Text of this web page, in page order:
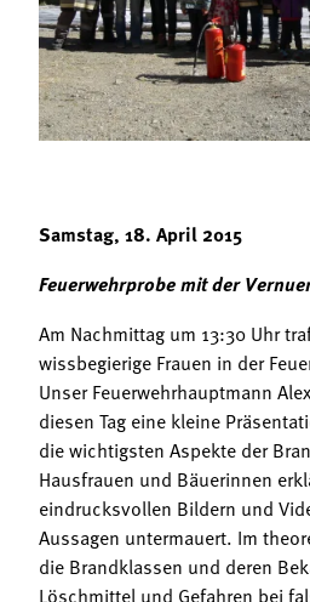
Mitgliedschaft
Landessekretariat
Bäuerliche Buffets
Hofgeschichten
Samstag, 18. April 2015
Feuerwehrprobe mit der
Am Nachmittag um 13:30 Uhr
wissbegierige Frauen in der
Unser Feuerwehrhauptmann
diesen Tag eine kleine
die wichtigsten Aspekte der
Hausfrauen und Bäuerinnen
eindrucksvollen Bildern und
Aussagen untermauert. Im
die Brandklassen und deren
Löschmittel und Gefahren bei